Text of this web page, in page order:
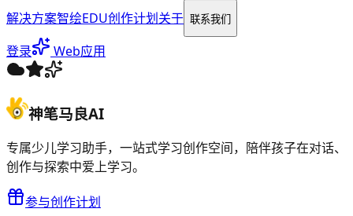
解决方案智绘EDU创作计划关于 联系我们
登录 Web应用
神笔马良AI
专属少儿学习助手，一站式学习创作空间，陪伴孩子在对话、
创作与探索中爱上学习。
参与创作计划